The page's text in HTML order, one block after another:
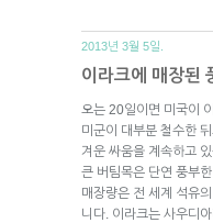
2013년 3월 5일.
이라크에 매장된
오는 20일이면 미국이
미군이 대부분 철수한
겨운 싸움을 계속하고
큰 버팀목은 단연 풍부
매장량은 전 세계 석유
니다. 이라크는 사우디